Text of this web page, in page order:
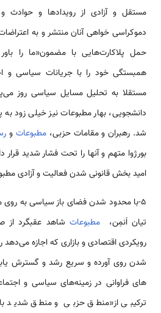
مستقل و آزادی از رویدادها و حوادث
دموکراسی خواهی آنان منتشر و به
حمل پلاکارت­‌هایی با مضمون«ما را
همبستگی خود را با جریانات سیاسی و
مستقلا به تحلیل مسایل سیاسی روز
دانشجویی، بهار مطبوعات نیز خیلی زود به
شد. رهبران و مقامات حزبی،مطبوعات و
بورژوا متهم و آن­ها را تحت فشار شدید قرار
امید بخش قانونی شدن فعالیت و آزادی
5-با محدود شدن فضای باز سیاسی به
تیان اَن­مِن،مطبوعات شاهد عقبگرد
رویکردی اقتصادی و بازاری که اجازه
های فراوانی در زمینه‌­های سیاسی و
ترکیبی از«منطق حزبی و منطق شدید